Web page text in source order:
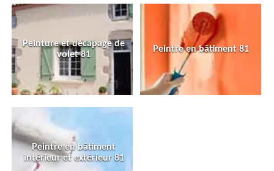
Peinture et décapage de
volet 81
Peintre en bâtiment 81
Peintre en bâtiment
intérieur et extérieur 81